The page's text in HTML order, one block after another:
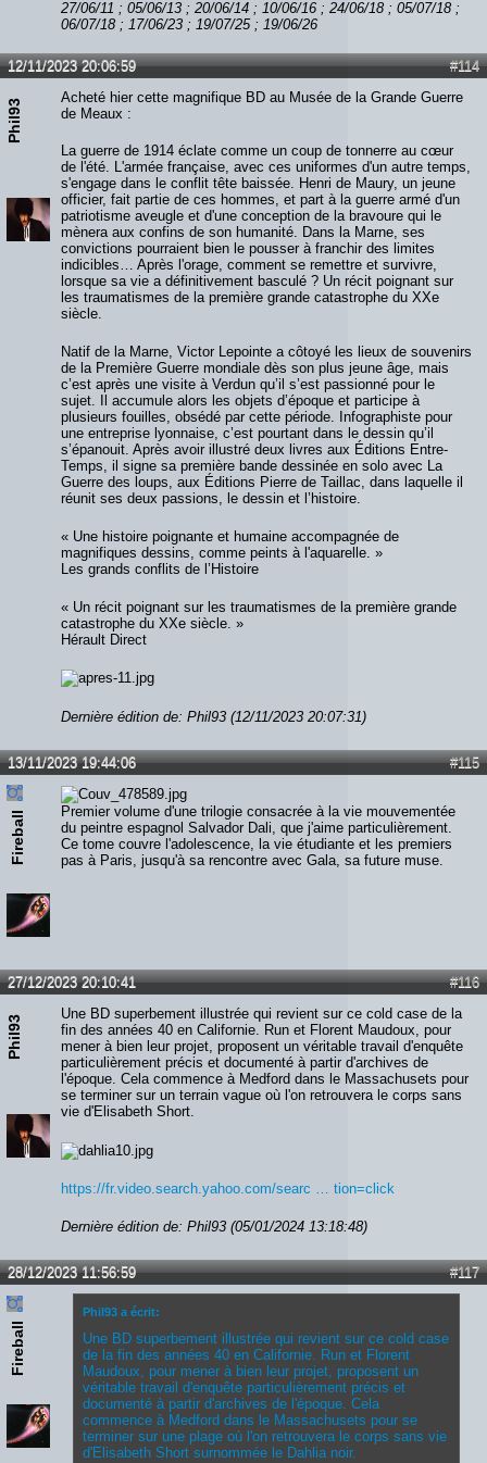
27/06/11 ; 05/06/13 ; 20/06/14 ; 10/06/16 ; 24/06/18 ; 05/07/18 ;
06/07/18 ; 17/06/23 ; 19/07/25 ; 19/06/26
#114
12/11/2023 20:06:59
Phil93
Acheté hier cette magnifique BD au Musée de la Grande Guerre
de Meaux :
La guerre de 1914 éclate comme un coup de tonnerre au cœur
de l'été. L'armée française, avec ces uniformes d'un autre temps,
s'engage dans le conflit tête baissée. Henri de Maury, un jeune
officier, fait partie de ces hommes, et part à la guerre armé d'un
patriotisme aveugle et d'une conception de la bravoure qui le
mènera aux confins de son humanité. Dans la Marne, ses
convictions pourraient bien le pousser à franchir des limites
indicibles… Après l'orage, comment se remettre et survivre,
lorsque sa vie a définitivement basculé ? Un récit poignant sur
les traumatismes de la première grande catastrophe du XXe
siècle.
Natif de la Marne, Victor Lepointe a côtoyé les lieux de souvenirs
de la Première Guerre mondiale dès son plus jeune âge, mais
c’est après une visite à Verdun qu’il s’est passionné pour le
sujet. Il accumule alors les objets d’époque et participe à
plusieurs fouilles, obsédé par cette période. Infographiste pour
une entreprise lyonnaise, c’est pourtant dans le dessin qu’il
s’épanouit. Après avoir illustré deux livres aux Éditions Entre-
Temps, il signe sa première bande dessinée en solo avec La
Guerre des loups, aux Éditions Pierre de Taillac, dans laquelle il
réunit ses deux passions, le dessin et l’histoire.
« Une histoire poignante et humaine accompagnée de
magnifiques dessins, comme peints à l'aquarelle. »
Les grands conflits de l’Histoire
« Un récit poignant sur les traumatismes de la première grande
catastrophe du XXe siècle. »
Hérault Direct
Dernière édition de: Phil93 (12/11/2023 20:07:31)
#115
13/11/2023 19:44:06
Fireball
Premier volume d'une trilogie consacrée à la vie mouvementée
du peintre espagnol Salvador Dali, que j'aime particulièrement.
Ce tome couvre l'adolescence, la vie étudiante et les premiers
pas à Paris, jusqu'à sa rencontre avec Gala, sa future muse.
#116
27/12/2023 20:10:41
Phil93
Une BD superbement illustrée qui revient sur ce cold case de la
fin des années 40 en Californie. Run et Florent Maudoux, pour
mener à bien leur projet, proposent un véritable travail d'enquête
particulièrement précis et documenté à partir d'archives de
l'époque. Cela commence à Medford dans le Massachusets pour
se terminer sur un terrain vague où l'on retrouvera le corps sans
vie d'Elisabeth Short.
https://fr.video.search.yahoo.com/searc … tion=click
Dernière édition de: Phil93 (05/01/2024 13:18:48)
#117
28/12/2023 11:56:59
Fireball
Phil93 a écrit:
Une BD superbement illustrée qui revient sur ce cold case
de la fin des années 40 en Californie. Run et Florent
Maudoux, pour mener à bien leur projet, proposent un
véritable travail d'enquête particulièrement précis et
documenté à partir d'archives de l'époque. Cela
commence à Medford dans le Massachusets pour se
terminer sur une plage où l'on retrouvera le corps sans vie
d'Elisabeth Short surnommée le Dahlia noir.